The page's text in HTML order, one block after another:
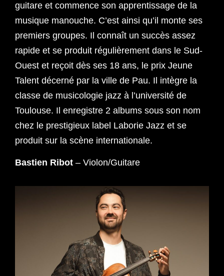
guitare et commence son apprentissage de la
musique manouche. C’est ainsi qu’il monte ses
premiers groupes. Il connaît un succès assez
rapide et se produit régulièrement dans le Sud-
Ouest et reçoit dès ses 18 ans, le prix Jeune
Talent décerné par la ville de Pau. Il intègre la
classe de musicologie jazz à l’université de
Toulouse. Il enregistre 2 albums sous son nom
chez le prestigieux label Laborie Jazz et se
produit sur la scène internationale.
Bastien Ribot – Violon/Guitare